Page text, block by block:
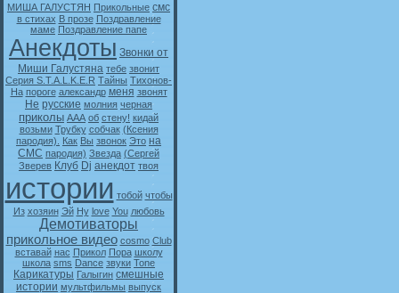
МИША ГАЛУСТЯН Прикольные смс
в стихах В прозе Поздравление
маме Поздравление папе
Анекдоты Звонки от
Миши Галустяна тебе звонит
Серия S.T.A.L.K.E.R Тайны Тихонов-
На пороге александр меня звонят
Не русские молния черная
приколы ААА об стену! кидай
возьми Трубку собчак (Ксения
пародия).
Как Вы звонок Это на
СМС пародия) Звезда (Сергей
Зверев Клуб Dj анекдот твоя
истории тобой чтобы
Из хозяин Эй Ну love You любовь
Демотиваторы
прикольное видео cosmo Club
вставай нас Прикол Пора школу
школа sms Dance звуки Tone
Карикатуры Галыгин смешные
истории мультфильмы выпуск